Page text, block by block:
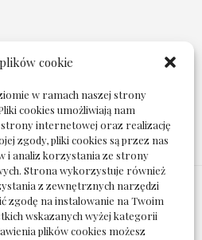
cookie
w ramach naszej strony
cookies umożliwiają nam
strony internetowej oraz realizację
zgody, pliki cookies są przez nas
i analiz korzystania ze strony
Strona wykorzystuje również
z zewnętrznych narzędzi
zgodę na instalowanie na Twoim
wskazanych wyżej kategorii
plików cookies możesz